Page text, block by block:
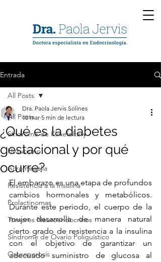
Entrada
All Posts
Síndrome de Klinefeltery
Hirsutismo
Acromegalia
Resistencia a la Insulina
Prolactinomas
Tumores Neuroendocrinos
Síndrome de Ovario Poliquístico
Osteoporosis
All Posts
¿Qué es la diabetes
gestacional y por qué
ocurre?
Dra. Paola Jervis Solines
10 mar 5 min de lectura
El embarazo es una etapa de profundos
cambios hormonales y metabólicos.
Durante este periodo, el cuerpo de la
mujer desarrolla de manera natural
cierto grado de resistencia a la insulina
con el objetivo de garantizar un
adecuado suministro de glucosa al